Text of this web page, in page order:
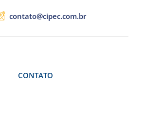
contato@cipec.com.br
CONTATO